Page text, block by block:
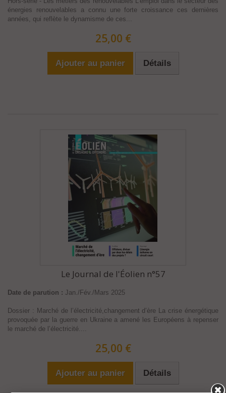
énergies renouvelables a connu une forte croissance ces dernières
années, qui reflète le dynamisme de ces...
25,00 €
Ajouter au panier Détails
Le Journal de l'Éolien n°57
Date de parution : Jan./Fév./Mars 2025
Dossier : Marché de l’électricité,changement d’ère La crise énergétique
provoquée par la guerre en Ukraine a amené les Européens à repenser
le marché de l’électricité....
25,00 €
Ajouter au panier Détails